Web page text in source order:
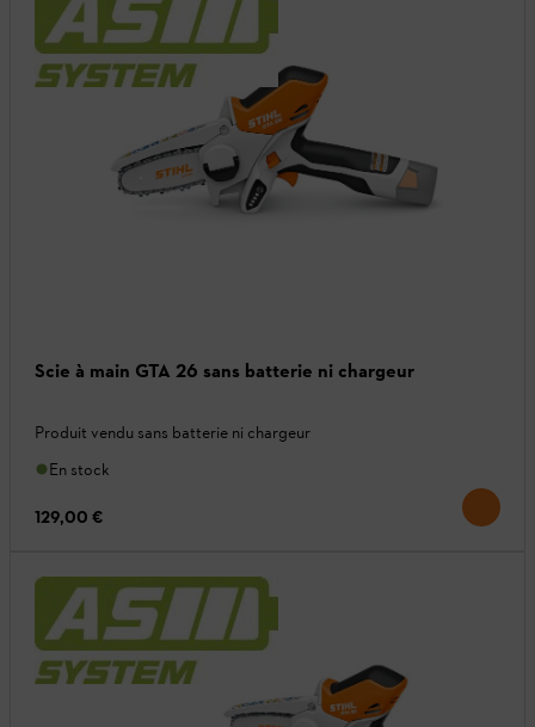
Scie à main GTA 26 sans batterie ni chargeur
Produit vendu sans batterie ni chargeur
En stock
129,00 €